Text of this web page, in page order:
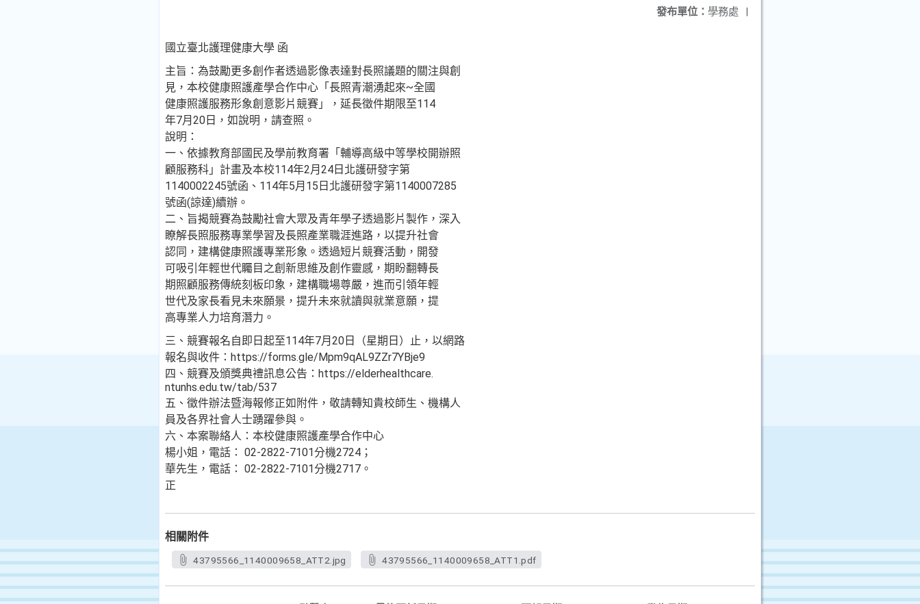
發布單位： 學務處 |
國立臺北護理健康大學 函
主旨：為鼓勵更多創作者透過影像表達對長照議題的關注與創
見，本校健康照護產學合作中心「長照青潮湧起來~全國
健康照護服務形象創意影片競賽」，延長徵件期限至114
年7月20日，如說明，請查照。
說明：
一、依據教育部國民及學前教育署「輔導高級中等學校開辦照
顧服務科」計畫及本校114年2月24日北護研發字第
1140002245號函、114年5月15日北護研發字第1140007285
號函(諒達)續辦。
二、旨揭競賽為鼓勵社會大眾及青年學子透過影片製作，深入
瞭解長照服務專業學習及長照產業職涯進路，以提升社會
認同，建構健康照護專業形象。透過短片競賽活動，開發
可吸引年輕世代矚目之創新思維及創作靈感，期盼翻轉長
期照顧服務傳統刻板印象，建構職場尊嚴，進而引領年輕
世代及家長看見未來願景，提升未來就讀與就業意願，提
高專業人力培育潛力。
三、競賽報名自即日起至114年7月20日（星期日）止，以網路
報名與收件：https://forms.gle/Mpm9qAL9ZZr7YBje9
四、競賽及頒獎典禮訊息公告：https://elderhealthcare.
ntunhs.edu.tw/tab/537
五、徵件辦法暨海報修正如附件，敬請轉知貴校師生、機構人
員及各界社會人士踴躍參與。
六、本案聯絡人：本校健康照護產學合作中心
楊小姐，電話： 02-2822-7101分機2724；
華先生，電話： 02-2822-7101分機2717。
正
相關附件
43795566_1140009658_ATT2.jpg 43795566_1140009658_ATT1.pdf